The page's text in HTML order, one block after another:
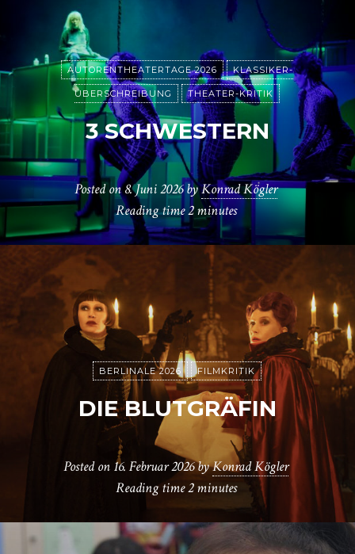
AUTORENTHEATERTAGE 2026 KLASSIKER-
ÜBERSCHREIBUNG THEATER-KRITIK
3 SCHWESTERN
Posted on8. Juni 2026 byKonrad Kögler
Reading time2 minutes
BERLINALE 2026 FILMKRITIK
DIE BLUTGRÄFIN
Posted on 16. Februar 2026byKonrad Kögler
Reading time2 minutes